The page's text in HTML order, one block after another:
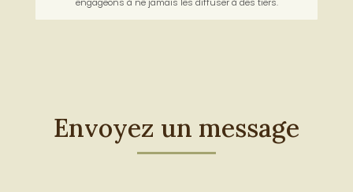
Protection de vos données : les informations que vous
nous communiquez sont confidentielles, nous nous
Envoyez un message